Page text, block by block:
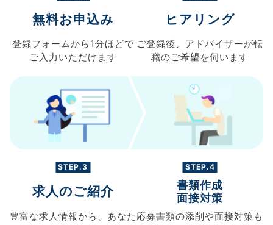
無料お申込み
登録フォームから 1分ほどで
ご入力 いただけます
ヒアリング
ご登録後、 アドバイザーが転
職のご希望を伺います
STEP.3
求人のご紹介
豊富な求人情報から、 あなた
STEP.4
書類作成
面接対策
応募書類の添削や面接対策も